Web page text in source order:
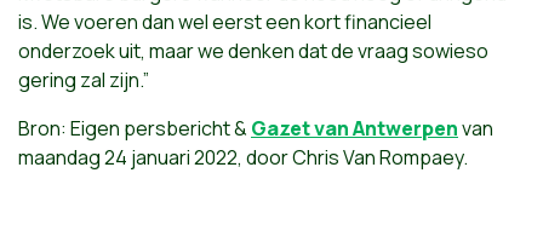
is. We voeren dan wel eerst een kort financieel
onderzoek uit, maar we denken dat de vraag sowieso
gering zal zijn.”
Bron: Eigen persbericht & Gazet van Antwerpenvan
maandag 24 januari 2022, door Chris Van Rompaey.